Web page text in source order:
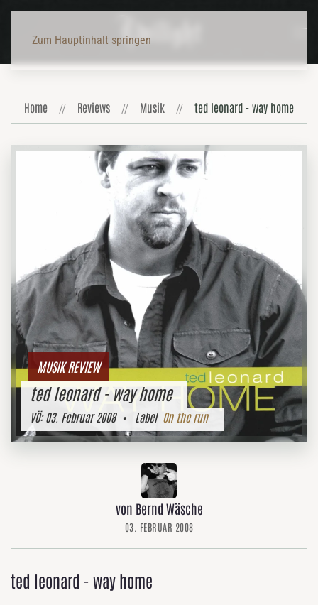
Zum Hauptinhalt springen
Home Reviews Musik ted leonard - way home
MUSIK REVIEW
ted leonard - way home
VÖ:03. Februar 2008• Label On the run
von Bernd Wäsche
03. FEBRUAR 2008
ted leonard - way home